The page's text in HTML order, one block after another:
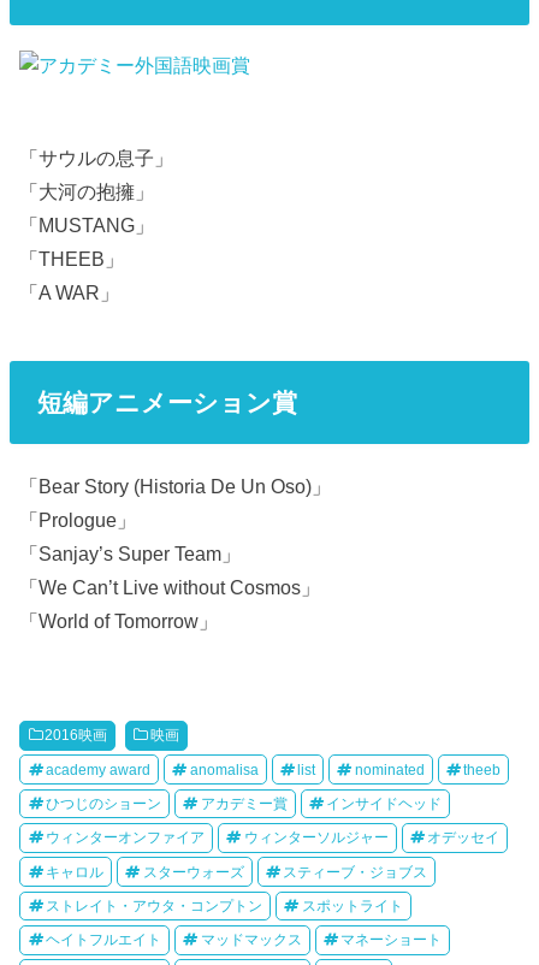
「サウルの息子」
「大河の抱擁」
「MUSTANG」
「THEEB」
「A WAR」
短編アニメーション賞
「Bear Story (Historia De Un Oso)」
「Prologue」
「Sanjay’s Super Team」
「We Can’t Live without Cosmos」
「World of Tomorrow」
2016映画 映画
academy award anomalisa list nominated theeb
ひつじのショーン アカデミー賞 インサイドヘッド
ウィンターオンファイア ウィンターソルジャー オデッセイ
キャロル スターウォーズ スティーブ・ジョブス
ストレイト・アウタ・コンプトン スポットライト
ヘイトフルエイト マッドマックス マネーショート